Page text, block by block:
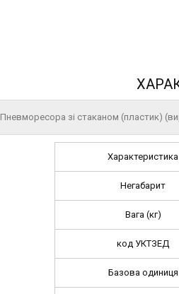
Пневморесора зі стаканом (пластик)
Характеристика
Негабарит
Вага (кг)
код УКТЗЕД
Базова одиниця